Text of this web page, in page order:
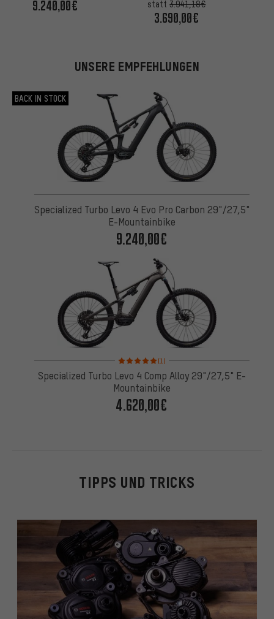
9.240,00€ statt3.941,18€
3.690,00€
UNSERE EMPFEHLUNGEN
BACK IN STOCK
Specialized Turbo Levo 4 Evo Pro Carbon 29"/27,5"
E-Mountainbike
9.240,00€
Bewertungen: 5 von 5 basierend auf 1
(1)
Specialized Turbo Levo 4 Comp Alloy 29"/27,5" E-
Mountainbike
4.620,00€
TIPPS UND TRICKS